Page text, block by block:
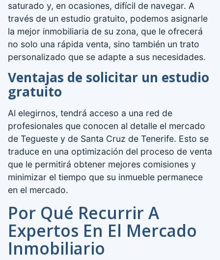
saturado y, en ocasiones, difícil de navegar. A
través de un estudio gratuito, podemos asignarle
la mejor inmobiliaria de su zona, que le ofrecerá
no solo una rápida venta, sino también un trato
personalizado que se adapte a sus necesidades.
Ventajas de solicitar un estudio
gratuito
Al elegirnos, tendrá acceso a una red de
profesionales que conocen al detalle el mercado
de Tegueste y de Santa Cruz de Tenerife. Esto se
traduce en una optimización del proceso de venta
que le permitirá obtener mejores comisiones y
minimizar el tiempo que su inmueble permanece
en el mercado.
Por Qué Recurrir A
Expertos En El Mercado
Inmobiliario